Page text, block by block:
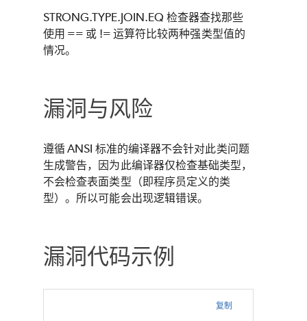
STRONG.TYPE.JOIN.EQ 检查器查找那些
使用 == 或 != 运算符比较两种强类型值的
情况。
漏洞与风险
遵循 ANSI 标准的编译器不会针对此类问题
生成警告，因为此编译器仅检查基础类型，
不会检查表面类型（即程序员定义的类
型）。所以可能会出现逻辑错误。
漏洞代码示例
复制